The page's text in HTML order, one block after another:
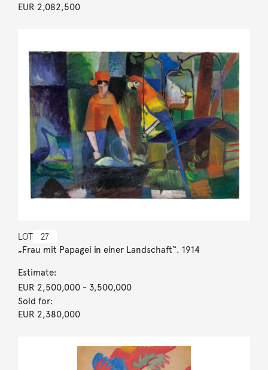
EUR 2,082,500
LOT 27
„Frau mit Papagei in einer Landschaft“. 1914
Estimate:
EUR 2,500,000- 3,500,000
Sold for:
EUR 2,380,000